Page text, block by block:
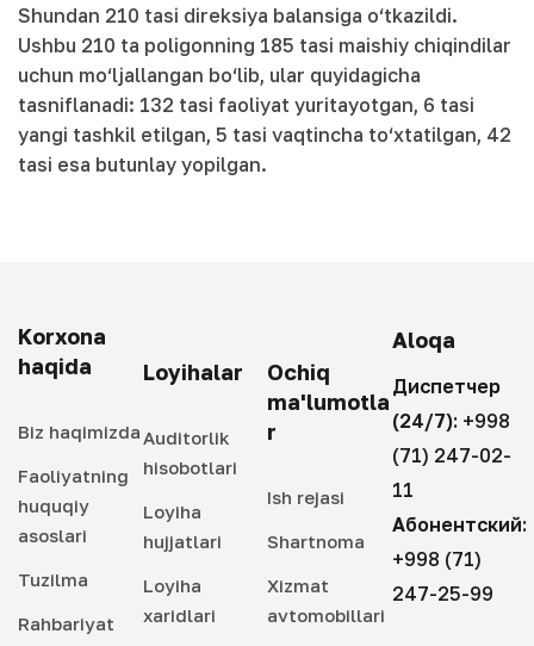
Shundan 210 tasi direksiya balansiga o‘tkazildi.
Ushbu 210 ta poligonning 185 tasi maishiy chiqindilar
uchun mo‘ljallangan bo‘lib, ular quyidagicha
tasniflanadi: 132 tasi faoliyat yuritayotgan, 6 tasi
yangi tashkil etilgan, 5 tasi vaqtincha to‘xtatilgan, 42
tasi esa butunlay yopilgan.
Korxona
haqida
Biz haqimizda
Faoliyatning
huquqiy
asoslari
Tuzilma
Rahbariyat
Loyihalar
Auditorlik
hisobotlari
Loyiha
hujjatlari
Loyiha
xaridlari
Ochiq
ma'lumotla
r
Ish rejasi
Shartnoma
Xizmat
avtomobillari
Aloqa
Диспетчер
(24/7): +998
(71) 247-02-
11
Абонентский:
+998 (71)
247-25-99